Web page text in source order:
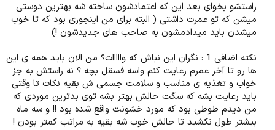
راستشو بخوای بعد این که اعتمادشون ساخته شه بهترین دوستی
میشن که تو عمرت داشتی ( البته برای من اینجوری بود که تا خوب
میشدن باید میدادمشون به صاحب های جدیدشون !)​
نکته اضافی 1 : نگران این نباش که وااااات؟ من الان باید همه ی این
ها رو تا آخر عمرم رعایت کنم واسه فسقل بچه ؟ نه راستش به جز
خواب و تغذیه ی مناسب و سلامت جسمی ش بقیه نکات تا وقتی
باید رعایت بشه که سگت حالش بهتر بشه توی بدترین موردی که
من دیدم طوطی بود که مورد خشونت واقع شده بود !! و سه ماه
بیشتر طول نکشید تا حالش خوب شه بقیه به مراتب کمتر بودن !​